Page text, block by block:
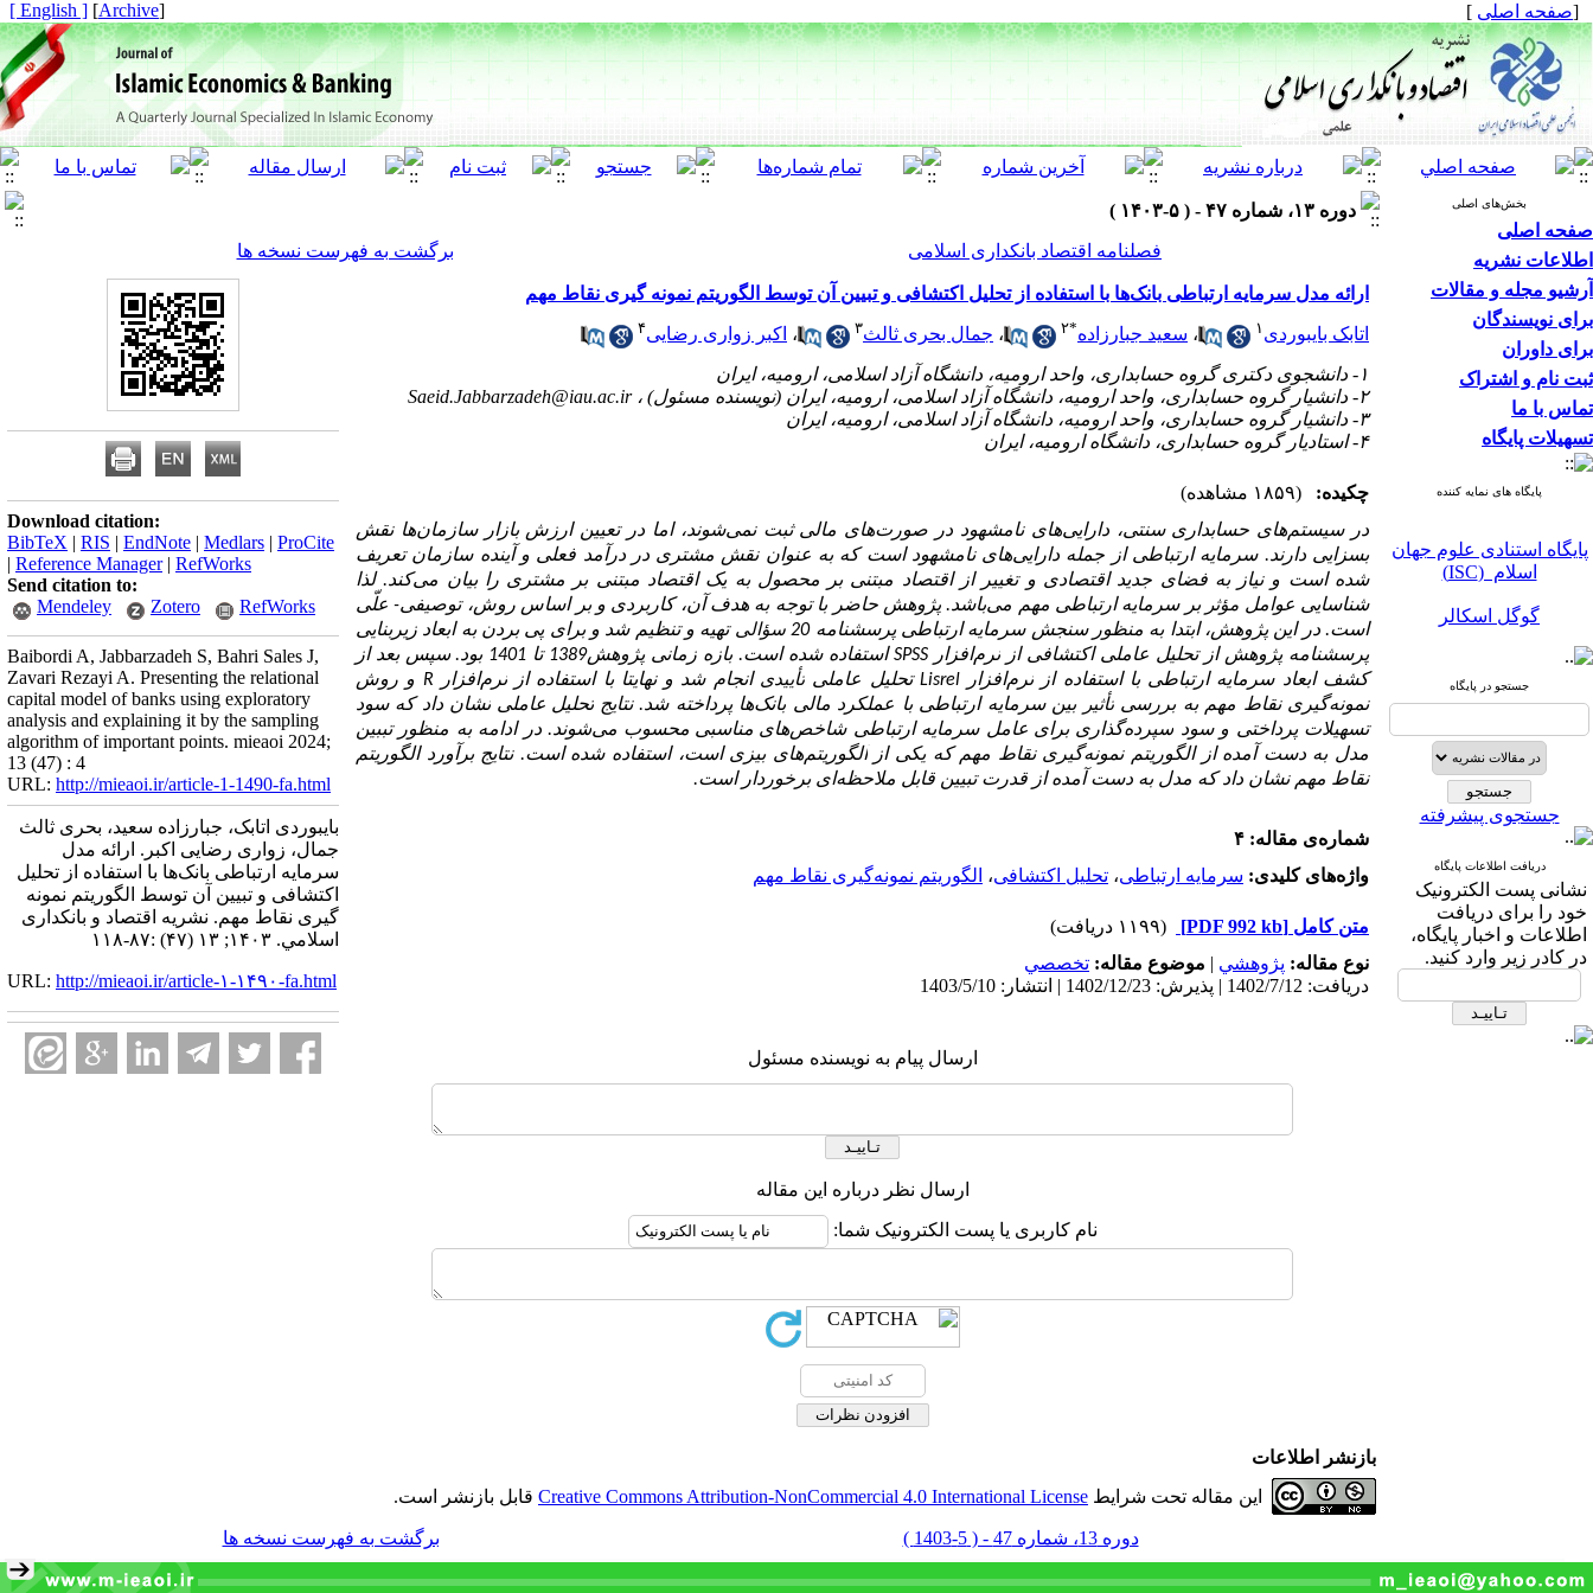
[صفحه اصلی ]
[
Archive
]
[ English ]
بخش‌های اصلی
صفحه اصلی
اطلاعات نشریه
آرشیو مجله و مقالات
برای نویسندگان
برای داوران
ثبت نام و اشتراک
تماس با ما
تسهیلات پایگاه
پایگاه های نمایه کننده
پایگاه استنادی علوم جهان
اسلام (ISC)
گوگل اسکالر
نورمگز
سیویلیکا
پایگاه استنادی علوم جهان
اسلام (ISC)
گوگل اسکالر
مگ ایران
جستجو در پایگاه
جستجوی پیشرفته
دریافت اطلاعات پایگاه
نشانی پست الکترونیک
خود را برای دریافت
اطلاعات و اخبار پایگاه،
در کادر زیر وارد کنید.
دوره ۱۳، شماره ۴۷ - ( ۵-۱۴۰۳ )
فصلنامه اقتصاد بانکداری اسلامی
برگشت به فهرست نسخه ها
ارائه مدل سرمایه ارتباطی بانک‌ها با استفاده از تحلیل اکتشافی و تبیین آن توسط الگوریتم نمونه گیری نقاط مهم
اتابک بایبوردی ۱ ، سعید جبارزاده*۲ ، جمال بحری ثالث۳ ، اکبر زواری رضایی۴
۱- دانشجوی دکتری گروه حسابداری، واحد ارومیه، دانشگاه آزاد اسلامی، ارومیه، ایران
۲- دانشیار گروه حسابداری، واحد ارومیه، دانشگاه آزاد اسلامی، ارومیه، ایران (نویسنده مسئول) ،
Saeid.Jabbarzadeh@iau.ac.ir
۳- دانشیار گروه حسابداری، واحد ارومیه، دانشگاه آزاد اسلامی، ارومیه، ایران
۴- استادیار گروه حسابداری، دانشگاه ارومیه، ایران
چکیده: (۱۸۵۹ مشاهده)
در سیستم‌های حسابداری سنتی، دارایی‌های نامشهود در صورت‌های مالی ثبت نمی‌شوند، اما در تعیین ارزش بازار سازمان‌ها نقش
بسزایی دارند. سرمایه ارتباطی از جمله دارایی‌های نامشهود است که به عنوان نقش مشتری در درآمد فعلی و آینده سازمان تعریف
شده است و نیاز به فضای جدید اقتصادی و تغییر از اقتصاد مبتنی بر محصول به یک اقتصاد مبتنی بر مشتری را بیان می‌کند. لذا
شناسایی عوامل مؤثر بر سرمایه ارتباطی مهم میباشد.پژوهش حاضر با توجه به هدف آن، کاربردی و بر اساس روش، توصیفی- علّی
است.در این پژوهش، ابتدا به منظور سنجش سرمایه ارتباطی پرسشنامه 20 سؤالی تهیه و تنظیم شد و برای پی‌ بردن به ابعاد زیربنایی
پرسشنامه پژوهش از تحلیل عاملی اکتشافی از نرم‌افزار SPSSاستفاده شده است. بازه زمانی پژوهش1389 تا 1401 بود.
سپس بعد از
کشف ابعاد سرمایه ارتباطی با استفاده از نرم‌افزار Lisrel تحلیل عاملی تأییدی انجام شد و نهایتا با استفاده ازنرم‌افزار R و روش
نمونه‌گیری نقاط مهم به بررسیتأثیر بین سرمایه ارتباطی با عملکرد مالی بانک‌ها پرداخته شد. نتایج تحلیل عاملی نشان داد که سود
تسهیلات پرداختی و سود سپرده‌گذاری برای عامل سرمایه ارتباطی شاخصهای مناسبی محسوب میشوند.در ادامه به منظور تببین
مدل به دست آمده از الگوریتم نمونه‌گیری نقاط مهم که یکی ازالگوریتم‌های بیزی است، استفاده شده است. نتایج برآورد الگوریتم
نقاط مهم نشان داد که مدل به دست آمده از قدرت تبیین قابل ملاحظه‌ای برخوردار است.
شماره‌ی مقاله: ۴
واژه‌های کلیدی: سرمایه ارتباطی، تحلیل اکتشافی، الگوریتم نمونه‌گیری نقاط مهم
متن کامل [PDF 992 kb]
(۱۱۹۹ دریافت)
نوع مقاله: پژوهشي | موضوع مقاله: تخصصي
دریافت: 1402/7/12 | پذیرش: 1402/12/23 | انتشار: 1403/5/10
ارسال پیام به نویسنده مسئول
ارسال نظر درباره این مقاله
نام کاربری یا پست الکترونیک شما:
Download citation:
BibTeX | RIS | EndNote | Medlars | ProCite
| Reference Manager| RefWorks
Send citation to:
Mendeley
Zotero RefWorks
Baibordi A, Jabbarzadeh S, Bahri Sales J,
Zavari Rezayi A. Presenting the relational
capital model of banks using exploratory
analysis and explaining it by the sampling
algorithm of important points. mieaoi 2024;
13 (47) : 4
URL: http://mieaoi.ir/article-1-1490-fa.html
بایبوردی اتابک، جبارزاده سعید، بحری ثالث
جمال، زواری رضایی اکبر. ارائه مدل
سرمایه ارتباطی بانک‌ها با استفاده از تحلیل
اکتشافی و تبیین آن توسط الگوریتم نمونه
گیری نقاط مهم. نشریه اقتصاد و بانکداری
اسلامي. ۱۴۰۳; ۱۳ (۴۷) :۸۷-۱۱۸
URL: http://mieaoi.ir/article-۱-۱۴۹۰-fa.html
بازنشر اطلاعات
این مقاله تحت شرایط Creative Commons Attribution-NonCommercial 4.0 International License قابل بازنشر است.
دوره 13، شماره 47 - ( 5-1403 ) برگشت به فهرست نسخه ها